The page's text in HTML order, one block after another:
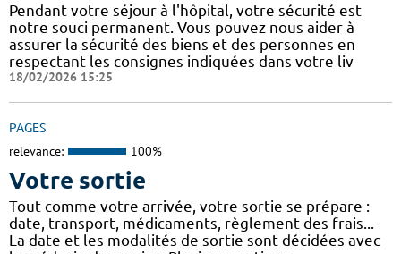
Pendant votre séjour à l'hôpital, votre sécurité est
notre souci permanent. Vous pouvez nous aider à
assurer la sécurité des biens et des personnes en
respectant les consignes indiquées dans votre liv
18/02/2026 15:25
PAGES
relevance: 100%
Votre sortie
Tout comme votre arrivée, votre sortie se prépare :
date, transport, médicaments, règlement des frais...
La date et les modalités de sortie sont décidées avec